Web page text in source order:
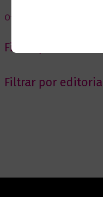
Ofertas
Filtrar por Autor
Filtrar por